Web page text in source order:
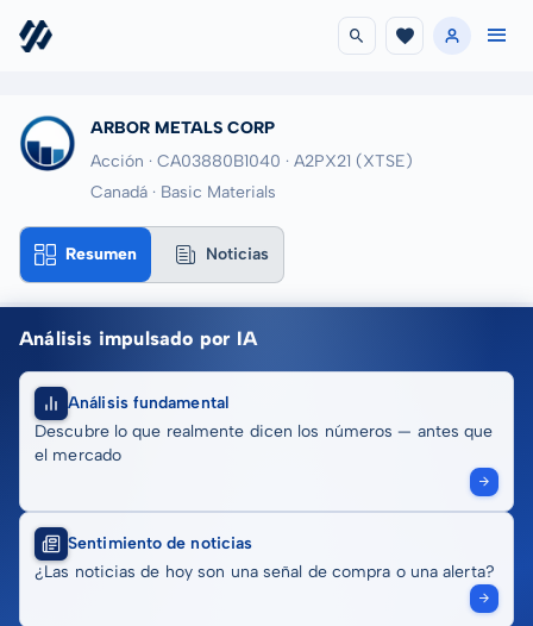
ARBOR METALS CORP
Acción · CA03880B1040 · A2PX21 (XTSE)
Canadá · Basic Materials
Resumen Noticias
Análisis impulsado por IA
Análisis fundamental
Descubre lo que realmente dicen los números — antes que
el mercado
Sentimiento de noticias
¿Las noticias de hoy son una señal de compra o una alerta?